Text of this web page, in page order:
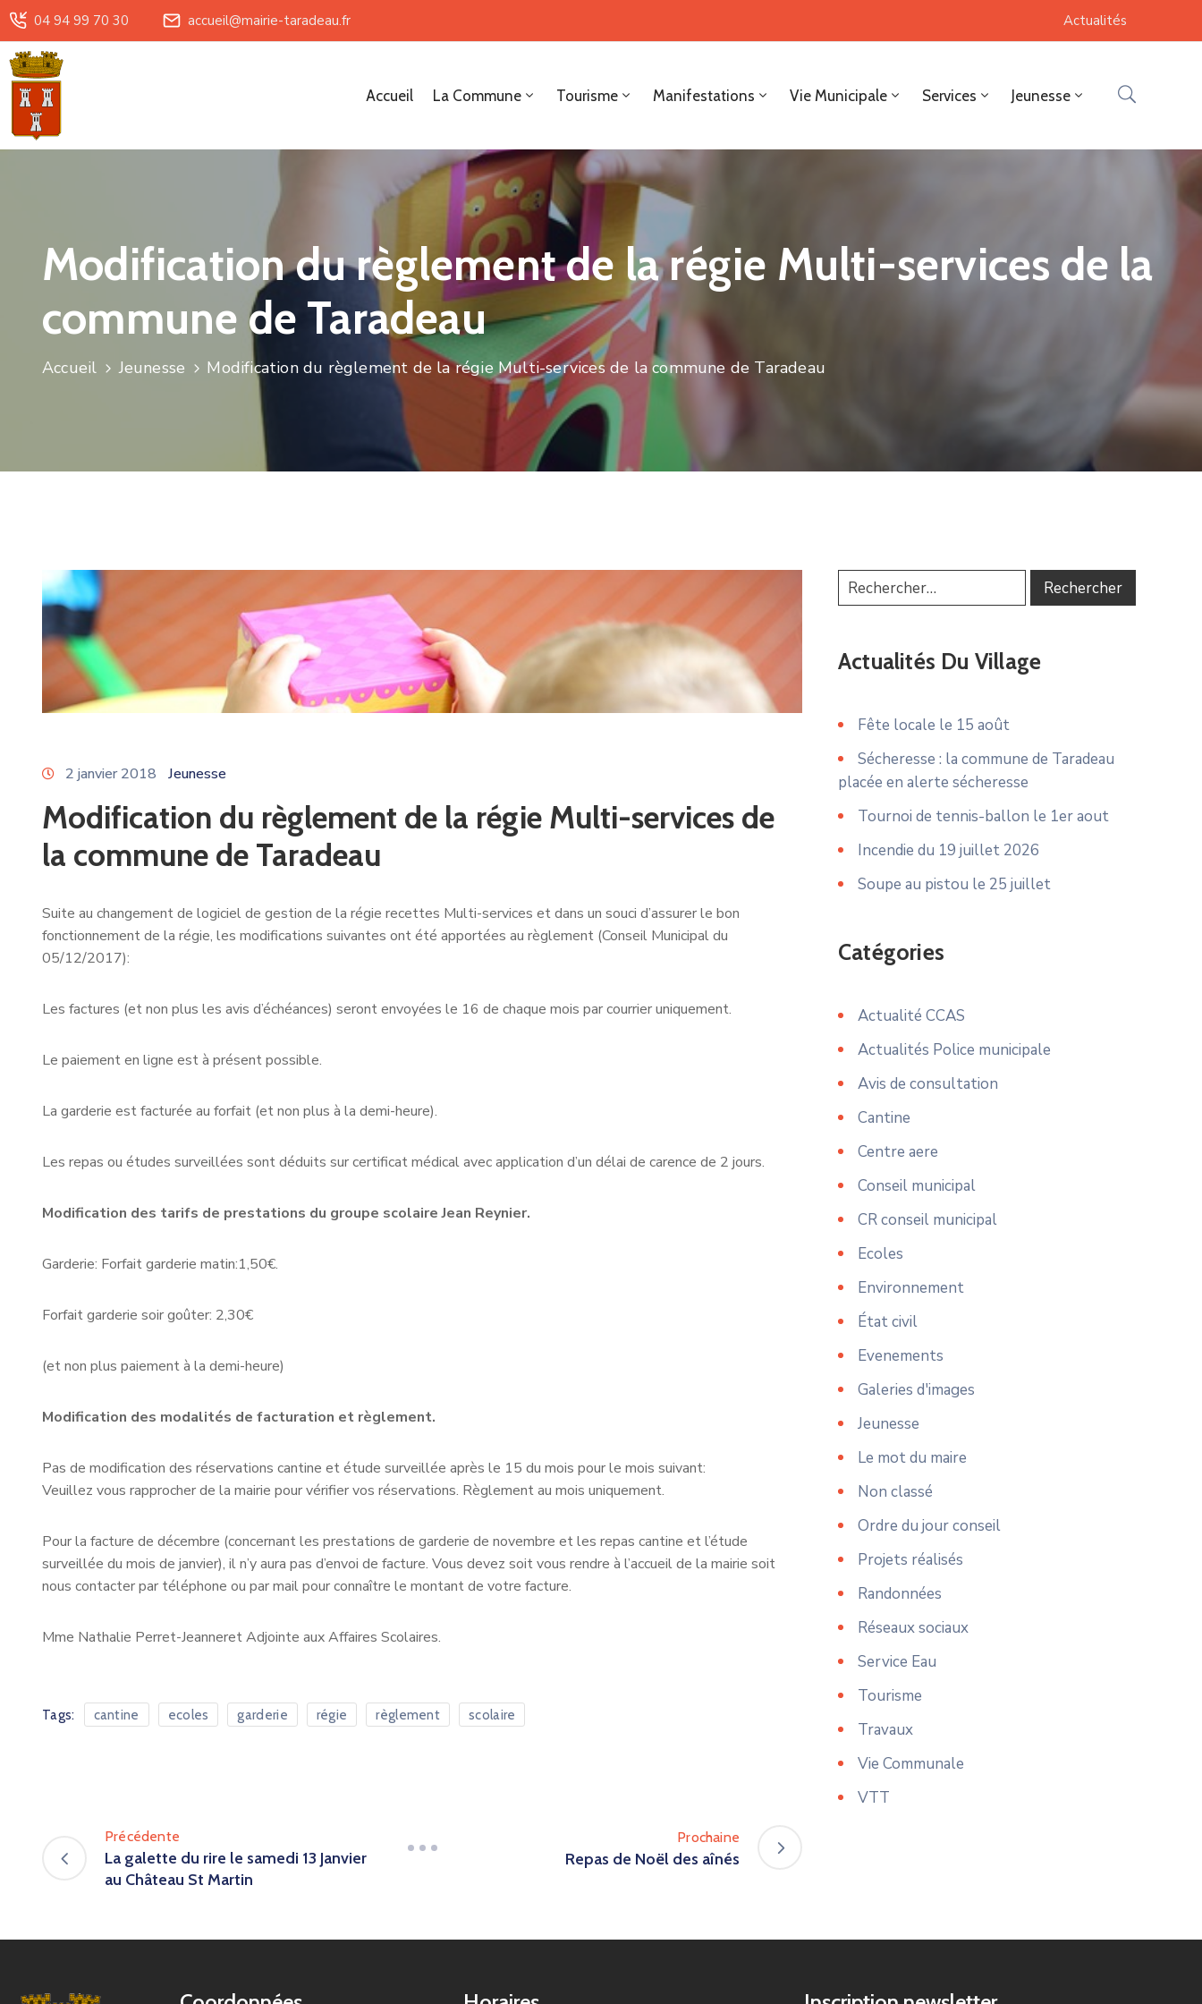
04 94 99 70 30 accueil@mairie-taradeau.fr Actualités
Accueil La Commune Tourisme Manifestations Vie Municipale Services Jeunesse
Modification du règlement de la régie Multi-services de la
commune de Taradeau
Accueil Jeunesse Modification du règlement de la régie Multi-services de la commune de Taradeau
2 janvier 2018 Jeunesse
Modification du règlement de la régie Multi-services de
la commune de Taradeau
Suite au changement de logiciel de gestion de la régie recettes Multi-services et dans un souci d’assurer le bon
fonctionnement de la régie, les modifications suivantes ont été apportées au règlement (Conseil Municipal du
05/12/2017):
Les factures (et non plus les avis d’échéances) seront envoyées le 16 de chaque mois par courrier uniquement.
Le paiement en ligne est à présent possible.
La garderie est facturée au forfait (et non plus à la demi-heure).
Les repas ou études surveillées sont déduits sur certificat médical avec application d’un délai de carence de 2 jours.
Modification des tarifs de prestations du groupe scolaire Jean Reynier.
Garderie: Forfait garderie matin:1,50€.
Forfait garderie soir goûter: 2,30€
(et non plus paiement à la demi-heure)
Modification des modalités de facturation et règlement.
Pas de modification des réservations cantine et étude surveillée après le 15 du mois pour le mois suivant:
Veuillez vous rapprocher de la mairie pour vérifier vos réservations. Règlement au mois uniquement.
Pour la facture de décembre (concernant les prestations de garderie de novembre et les repas cantine et l’étude
surveillée du mois de janvier), il n’y aura pas d’envoi de facture. Vous devez soit vous rendre à l’accueil de la mairie soit
nous contacter par téléphone ou par mail pour connaître le montant de votre facture.
Mme Nathalie Perret-Jeanneret Adjointe aux Affaires Scolaires.
Tags: cantine ecoles garderie régie règlement scolaire
Précédente
La galette du rire le samedi 13 Janvier
au Château St Martin
Prochaine
Repas de Noël des aînés
Actualités Du Village
Fête locale le 15 août
Sécheresse : la commune de Taradeau
placée en alerte sécheresse
Tournoi de tennis-ballon le 1er aout
Incendie du 19 juillet 2026
Soupe au pistou le 25 juillet
Catégories
Actualité CCAS
Actualités Police municipale
Avis de consultation
Cantine
Centre aere
Conseil municipal
CR conseil municipal
Ecoles
Environnement
État civil
Evenements
Galeries d'images
Jeunesse
Le mot du maire
Non classé
Ordre du jour conseil
Projets réalisés
Randonnées
Réseaux sociaux
Service Eau
Tourisme
Travaux
Vie Communale
VTT